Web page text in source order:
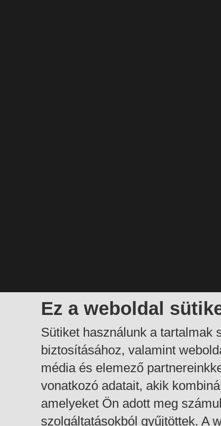
Ez a weboldal
Sütiket használunk a tartalmak
biztosításához, valamint
média és elemező
vonatkozó adatait, akik
amelyeket Ön adott meg
szolgáltatásokból gyűjtöttek. A